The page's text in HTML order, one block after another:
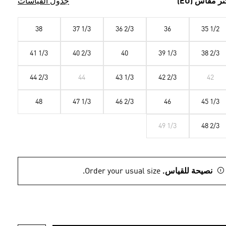
35 1/2
36
36 2/3
37 1/3
38
38 2/3
39 1/3
40
40 2/3
41 1/3
42
42 2/3
43 1/3
44
44 2/3
45 1/3
46
46 2/3
47 1/3
48
48 2/3
49 1/3
نصيحة للقياس.Order your usual size.